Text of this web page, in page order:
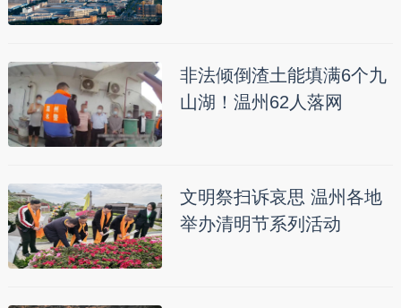
非法倾倒渣土能填满6个九
山湖！温州62人落网
文明祭扫诉哀思 温州各地
举办清明节系列活动